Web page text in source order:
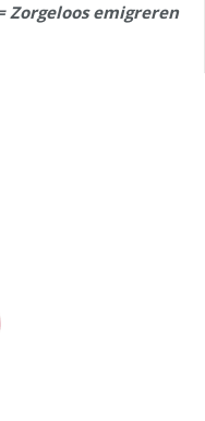
Zorgeloos emigreren